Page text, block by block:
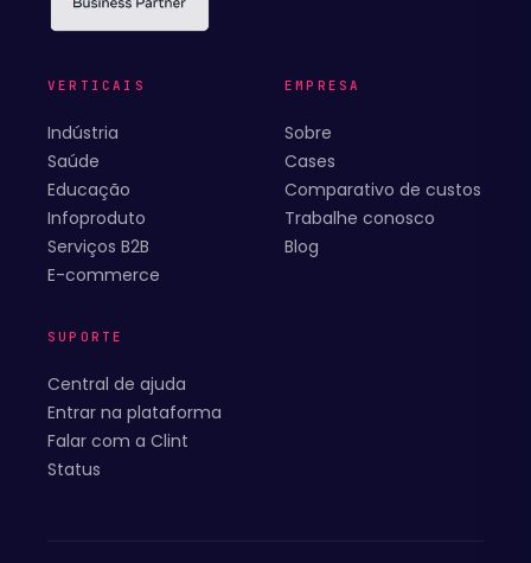
VERTICAIS
Indústria
Saúde
Educação
Infoproduto
Serviços B2B
E-commerce
EMPRESA
Sobre
Cases
Comparativo de custos
Trabalhe conosco
Blog
SUPORTE
Central de ajuda
Entrar na plataforma
Falar com a Clint
Status